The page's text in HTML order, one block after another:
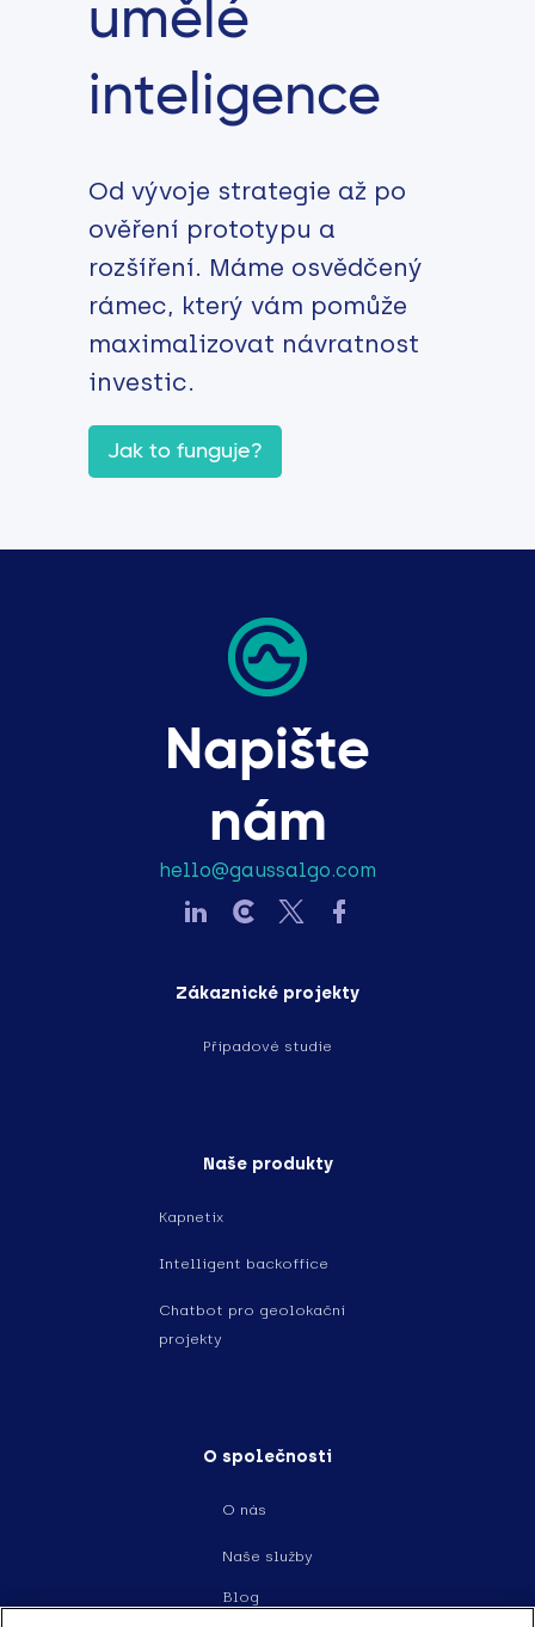
umělé
inteligence
Od vývoje strategie až po
ověření prototypu a
rozšíření. Máme osvědčený
rámec, který vám pomůže
maximalizovat návratnost
investic.
Jak to funguje?
Napište
nám
hello@gaussalgo.com
Zákaznické projekty
Případové studie
Naše produkty
Kapnetix
Intelligent backoffice
Chatbot pro geolokační
projekty
O společnosti
O nás
Naše služby
Blog